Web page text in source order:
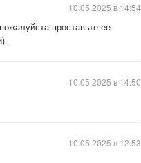
проставьте ее
10.05.2025 в 14:54
10.05.2025 в 14:50
10.05.2025 в 12:53